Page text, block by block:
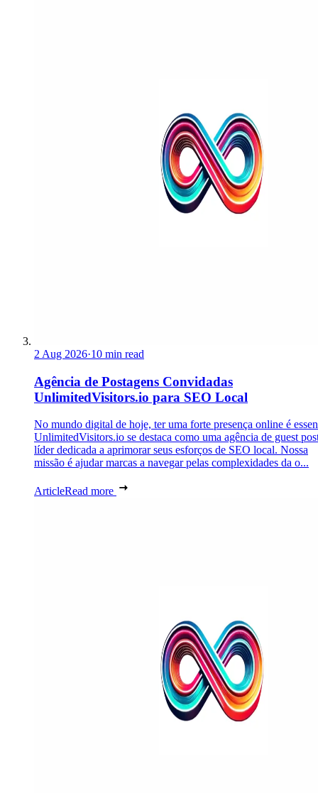
2 Aug 2026·10 min read
Agência de Postagens Convidadas
UnlimitedVisitors.io para SEO Local
No mundo digital de hoje, ter uma forte presença online é
UnlimitedVisitors.io se destaca como uma agência de guest
líder dedicada a aprimorar seus esforços de SEO local. Nossa
missão é ajudar marcas a navegar pelas complexidades da o...
ArticleRead more